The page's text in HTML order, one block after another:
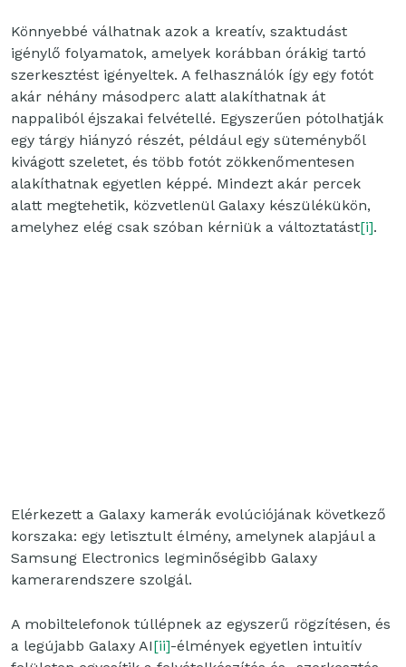
Könnyebbé válhatnak azok a kreatív, szaktudást
igénylő folyamatok, amelyek korábban órákig tartó
szerkesztést igényeltek. A felhasználók így egy fotót
akár néhány másodperc alatt alakíthatnak át
nappaliból éjszakai felvétellé. Egyszerűen pótolhatják
egy tárgy hiányzó részét, például egy süteményből
kivágott szeletet, és több fotót zökkenőmentesen
alakíthatnak egyetlen képpé. Mindezt akár percek
alatt megtehetik, közvetlenül Galaxy készülékükön,
amelyhez elég csak szóban kérniük a változtatást[i].
Elérkezett a Galaxy kamerák evolúciójának következő
korszaka: egy letisztult élmény, amelynek alapjául a
Samsung Electronics legminőségibb Galaxy
kamerarendszere szolgál.
A mobiltelefonok túllépnek az egyszerű rögzítésen, és
a legújabb Galaxy AI[ii]-élmények egyetlen intuitív